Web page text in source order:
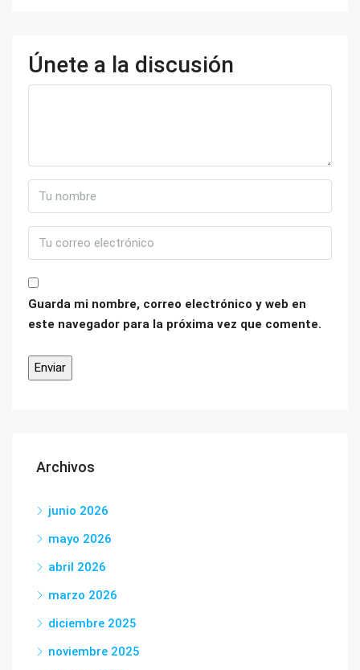
Únete a la discusión
Guarda mi nombre, correo electrónico y web en
este navegador para la próxima vez que comente.
Archivos
junio 2026
mayo 2026
abril 2026
marzo 2026
diciembre 2025
noviembre 2025